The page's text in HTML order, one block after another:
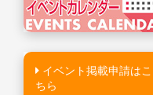
イベント掲載申請はこ
ちら